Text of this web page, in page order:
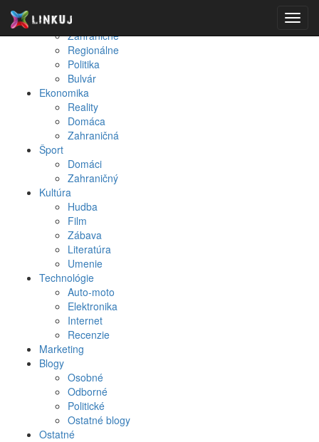
Domáce
Zahraničné
Regionálne
Politika
Bulvár
Ekonomika
Reality
Domáca
Zahraničná
Šport
Domáci
Zahraničný
Kultúra
Hudba
Film
Zábava
Literatúra
Umenie
Technológie
Auto-moto
Elektronika
Internet
Recenzie
Marketing
Blogy
Osobné
Odborné
Politické
Ostatné blogy
Ostatné